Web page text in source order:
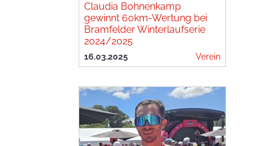
Claudia Bohnenkamp
gewinnt 60km-Wertung bei
Bramfelder Winterlaufserie
2024/2025
16.03.2025 Verein